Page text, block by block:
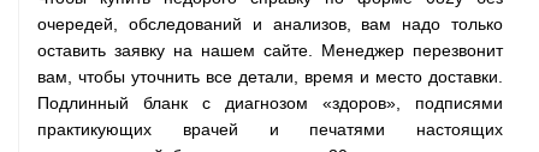
очередей, обследований и анализов, вам надо только
оставить заявку на нашем сайте. Менеджер перезвонит
вам, чтобы уточнить все детали, время и место доставки.
Подлинный бланк с диагнозом «здоров», подписями
практикующих врачей и печатями настоящих